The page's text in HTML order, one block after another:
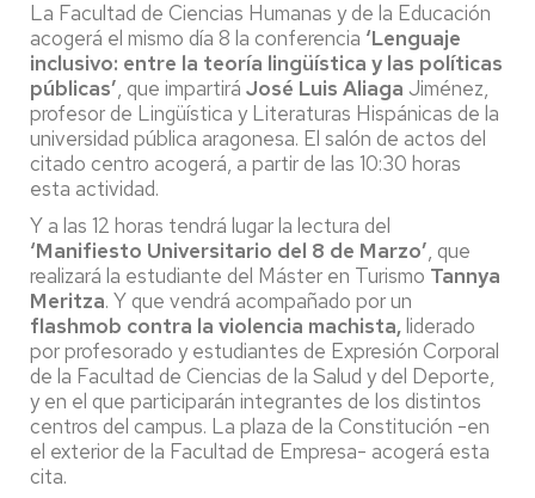
La Facultad de Ciencias Humanas y de la Educación
acogerá el mismo día 8 la conferencia ‘Lenguaje
inclusivo: entre la teoría lingüística y las políticas
públicas’, que impartirá José Luis Aliaga Jiménez,
profesor de Lingüística y Literaturas Hispánicas de la
universidad pública aragonesa. El salón de actos del
citado centro acogerá, a partir de las 10:30 horas
esta actividad.
Y a las 12 horas tendrá lugar la lectura del
‘Manifiesto Universitario del 8 de Marzo’, que
realizará la estudiante del Máster en Turismo Tannya
Meritza. Y que vendrá acompañado por un
flashmob contra la violencia machista,liderado
por profesorado y estudiantes de Expresión Corporal
de la Facultad de Ciencias de la Salud y del Deporte,
y en el que participarán integrantes de los distintos
centros del campus. La plaza de la Constitución -en
el exterior de la Facultad de Empresa- acogerá esta
cita.